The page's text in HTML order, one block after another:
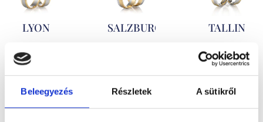
Beleegyezés Részletek A sütikről
LYON
416.700
tól
Kő nélküli
sárga és
SALZBURG
tól
Kő nélküli
sárga és
TALLIN
531.000Ft
tól
Kő nélküli
sárga és